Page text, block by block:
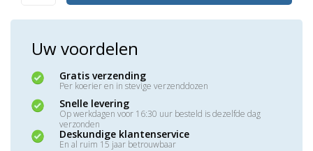
Uw voordelen
Gratis verzending
Per koerier en in stevige verzenddozen
Snelle levering
Op werkdagen voor 16:30 uur besteld is dezelfde dag
verzonden
Deskundige klantenservice
En al ruim 15 jaar betrouwbaar